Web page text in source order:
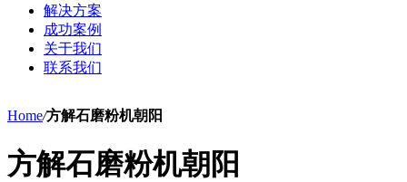
解决方案
成功案例
关于我们
联系我们
Home/方解石磨粉机朝阳
方解石磨粉机朝阳